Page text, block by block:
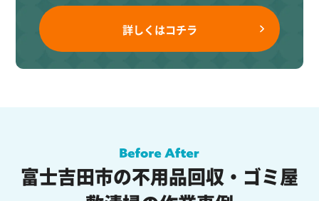
詳しくはコチラ
富士吉田市の不用品回収・ゴミ屋